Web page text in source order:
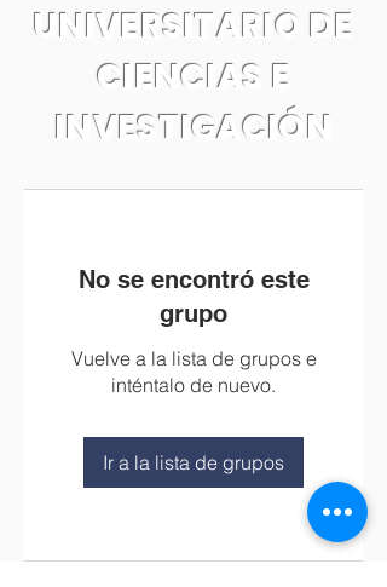
UNIVERSITARIO DE
CIENCIAS E
INVESTIGACIÓN
No se encontró este
grupo
Vuelve a la lista de grupos e
inténtalo de nuevo.
Ir a la lista de grupos